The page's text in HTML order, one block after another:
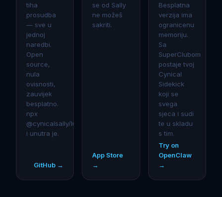
tiha
prosudba
— sve u
jednoj
naredbi.
Open
source,
nula
ovisnosti,
zauvijek
besplatno.
npx
@cynicalsally/lurks
i unutra je.
GitHub →
se od Sally
ne možeš
sakriti.
App Store
→
Besplatna
verzija ima
ogranicenu
memoriju.
Sa
SuperClubom
postaje tvoj
Cynical
Sidekick
koji se
svega
sjeca i sudi
te u skladu
s tim.
Try on
OpenClaw
→